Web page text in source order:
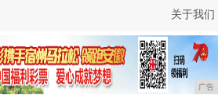
关于我们
广告